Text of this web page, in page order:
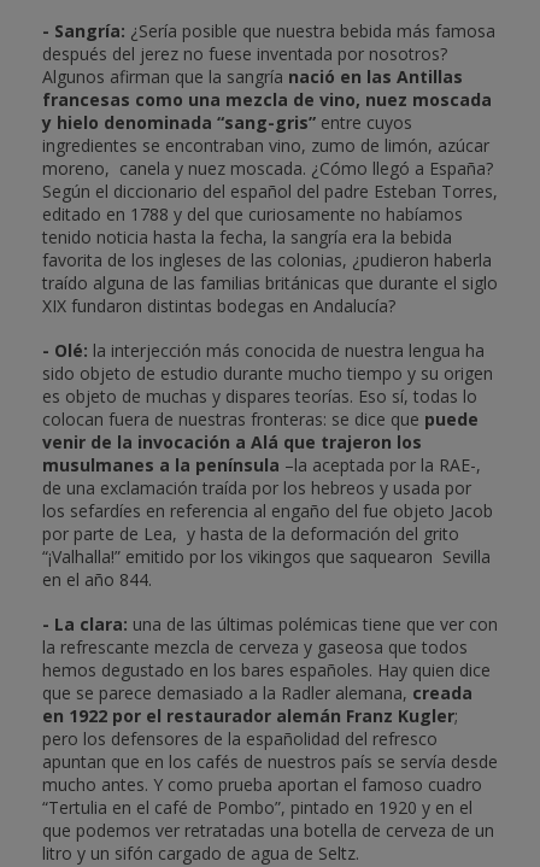
- Sangría: ¿Sería posible que nuestra bebida más famosa
después del jerez no fuese inventada por nosotros?
Algunos afirman que la sangría nació en las Antillas
francesas como una mezcla de vino, nuez moscada
y hielo denominada “sang-gris” entre cuyos
ingredientes se encontraban vino, zumo de limón, azúcar
moreno, canela y nuez moscada. ¿Cómo llegó a España?
Según el diccionario del español del padre Esteban Torres,
editado en 1788 y del que curiosamente no habíamos
tenido noticia hasta la fecha, la sangría era la bebida
favorita de los ingleses de las colonias, ¿pudieron haberla
traído alguna de las familias británicas que durante el siglo
XIX fundaron distintas bodegas en Andalucía?
- Olé: la interjección más conocida de nuestra lengua ha
sido objeto de estudio durante mucho tiempo y su origen
es objeto de muchas y dispares teorías. Eso sí, todas lo
colocan fuera de nuestras fronteras: se dice que puede
venir de la invocación a Alá que trajeron los
musulmanes a la península –la aceptada por la RAE-,
de una exclamación traída por los hebreos y usada por
los sefardíes en referencia al engaño del fue objeto Jacob
por parte de Lea, y hasta de la deformación del grito
“¡Valhalla!” emitido por los vikingos que saquearon Sevilla
en el año 844.
- La clara: una de las últimas polémicas tiene que ver con
la refrescante mezcla de cerveza y gaseosa que todos
hemos degustado en los bares españoles. Hay quien dice
que se parece demasiado a la Radler alemana, creada
en 1922 por el restaurador alemán Franz Kugler;
pero los defensores de la españolidad del refresco
apuntan que en los cafés de nuestros país se servía desde
mucho antes. Y como prueba aportan el famoso cuadro
“Tertulia en el café de Pombo”, pintado en 1920 y en el
que podemos ver retratadas una botella de cerveza de un
litro y un sifón cargado de agua de Seltz.